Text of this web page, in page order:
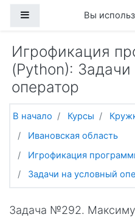
Боковая панель
Вы
Игрофикация
(Python):
оператор
В начало Курсы
Ивановская область
Игрофикация
Задачи на условный
Задача №292.